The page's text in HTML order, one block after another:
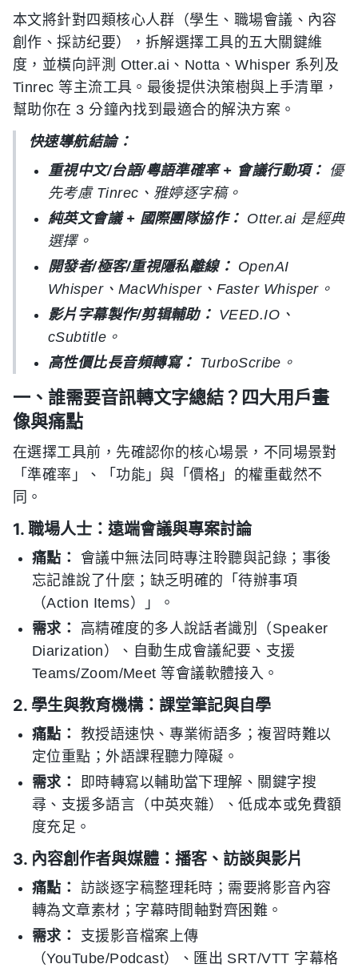
本文將針對四類核心人群（學生、職場會議、內容
創作、採訪纪要），拆解選擇工具的五大關鍵維
度，並橫向評測 Otter.ai、Notta、Whisper 系列及
Tinrec 等主流工具。最後提供決策樹與上手清單，
幫助你在 3 分鐘內找到最適合的解決方案。
快速導航結論：
重視中文/台語/粵語準確率 + 會議行動項： 優
先考慮 Tinrec、雅婷逐字稿。
純英文會議 + 國際團隊協作： Otter.ai 是經典
選擇。
開發者/極客/重視隱私離線： OpenAI
Whisper、MacWhisper、Faster Whisper。
影片字幕製作/剪辑輔助： VEED.IO、
cSubtitle。
高性價比長音頻轉寫： TurboScribe。
一、誰需要音訊轉文字總結？四大用戶畫
像與痛點
在選擇工具前，先確認你的核心場景，不同場景對
「準確率」、「功能」與「價格」的權重截然不
同。
1. 職場人士：遠端會議與專案討論
痛點：
會議中無法同時專注聆聽與記錄；事後
忘記誰說了什麼；缺乏明確的「待辦事項
（Action Items）」。
需求：
高精確度的多人說話者識別（Speaker
Diarization）、自動生成會議紀要、支援
Teams/Zoom/Meet 等會議軟體接入。
2. 學生與教育機構：課堂筆記與自學
痛點：
教授語速快、專業術語多；複習時難以
定位重點；外語課程聽力障礙。
需求：
即時轉寫以輔助當下理解、關鍵字搜
尋、支援多語言（中英夾雜）、低成本或免費額
度充足。
3. 內容創作者與媒體：播客、訪談與影片
痛點：
訪談逐字稿整理耗時；需要將影音內容
轉為文章素材；字幕時間軸對齊困難。
需求：
支援影音檔案上傳
（YouTube/Podcast）、匯出 SRT/VTT 字幕格